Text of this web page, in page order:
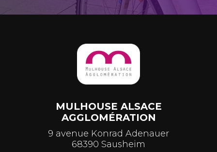
MULHOUSE ALSACE
AGGLOMÉRATION
9 avenue Konrad Adenauer
68390 Sausheim